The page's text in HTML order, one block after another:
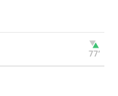
77‎’‎